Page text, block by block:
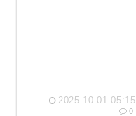
2025.10.01 05:15
0